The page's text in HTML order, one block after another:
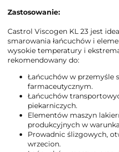
Zastosowanie:
Castrol Viscogen KL 23 jest
smarowania łańcuchów i
wysokie temperatury i
rekomendowany do:
Łańcuchów w przemyśle
farmaceutycznym.
Łańcuchów
piekarniczych.
Elementów maszyn
produkcyjnych w
Prowadnic ślizgowych,
wrzecion.